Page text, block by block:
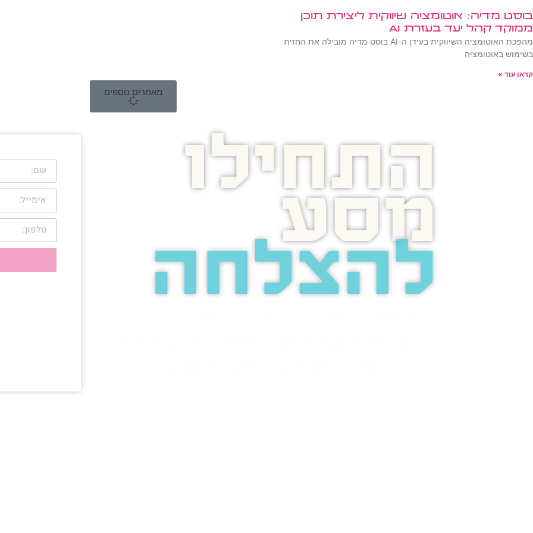
בוסט מדיה: אוטומציה שיווקית ליצירת תוכן
ממוקד קהל יעד בעזרת AI
מהפכת האוטומציה השיווקית בעידן ה-AI בוסט מדיה מובילה את החזית
בשימוש באוטומציה
קראו עוד »
מאמרים נוספים
התחילו
מסע
להצלחה